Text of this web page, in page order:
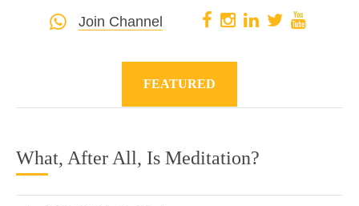
Join Channel
FEATURED
What, After All, Is Meditation?